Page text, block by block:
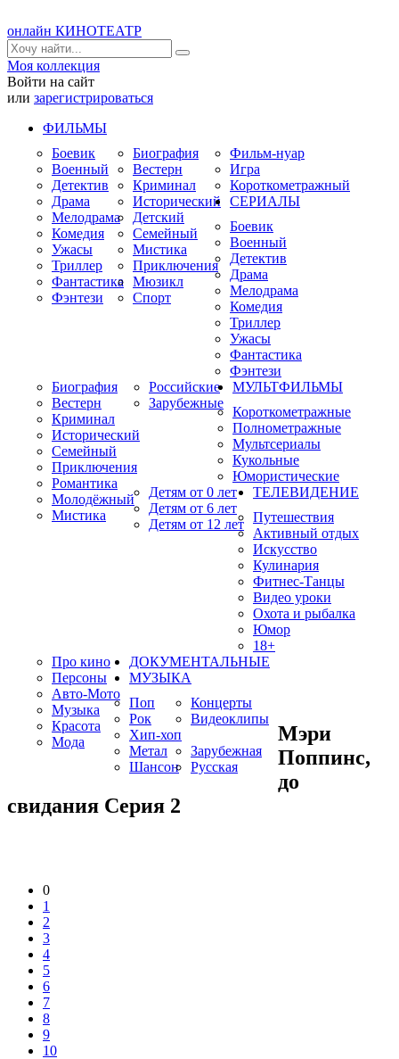
онлайн КИНОТЕАТР
Моя коллекция
Войти на сайт
или зарегистрироваться
ФИЛЬМЫ
Боевик
Военный
Детектив
Драма
Мелодрама
Комедия
Ужасы
Триллер
Фантастика
Фэнтези
Биография
Вестерн
Криминал
Исторический
Детский
Семейный
Мистика
Приключения
Мюзикл
Спорт
Фильм-нуар
Игра
Короткометражный
СЕРИАЛЫ
Боевик
Военный
Детектив
Драма
Мелодрама
Комедия
Триллер
Ужасы
Фантастика
Фэнтези
Биография
Вестерн
Криминал
Исторический
Семейный
Приключения
Романтика
Молодёжный
Мистика
Российские
Зарубежные
МУЛЬТФИЛЬМЫ
Короткометражные
Полнометражные
Мультсериалы
Кукольные
Юмористические
Детям от 0 лет
Детям от 6 лет
Детям от 12 лет
ТЕЛЕВИДЕНИЕ
Путешествия
Активный отдых
Искусство
Кулинария
Фитнес-Танцы
Видео уроки
Охота и рыбалка
Юмор
18+
Про кино
Персоны
Авто-Мото
Музыка
Красота
Мода
ДОКУМЕНТАЛЬНЫЕ
МУЗЫКА
Поп
Рок
Хип-хоп
Метал
Шансон
Концерты
Видеоклипы
Зарубежная
Русская
Мэри
Поппинс,
до
свидания Серия 2
0
1
2
3
4
5
6
7
8
9
10